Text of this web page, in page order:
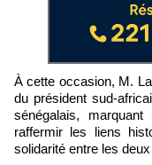
À cette occasion, M. Lamola a transmis un message personnel
du président sud-
sénégalais,
raffermir les liens
solidarité entre les